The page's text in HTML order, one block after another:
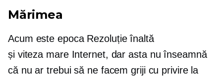
Mărimea
Acum este epoca Rezoluție înaltă
și viteza mareInternet, dar asta nu înseamnă
că nu ar trebui să ne facem griji cu privire la